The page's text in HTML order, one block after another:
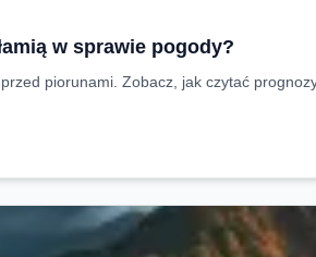
w sprawie pogody?
piorunami. Zobacz, jak czytać